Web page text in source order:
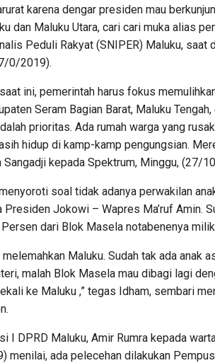
karena dengar presiden mau
dan Maluku Utara, cari cari muka alias
Peduli Rakyat (SNIPER) Maluku, saat
0/2019).
ini, pemerintah harus fokus
Seram Bagian Barat, Maluku
prioritas. Ada rumah warga yang
hidup di kamp-kamp pengungsian.
Sangadji kepada Spektrum, Minggu, (27/
soal tidak adanya perwakilan
Jokowi – Wapres Ma’ruf Amin.
dari Blok Masela notabenenya
Maluku. Sudah tak ada anak
malah Blok Masela mau dibagi lagi
ke Maluku ,” tegas Idham, sembari
I DPRD Maluku, Amir Rumra kepada
menilai, ada pelecehan dilakukan